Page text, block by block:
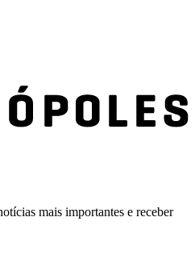
mais importantes e receber